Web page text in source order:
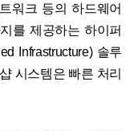
워크 등의 하드웨어
를 제공하는 하이퍼
Infrastructure) 솔루
시스템은 빠른 처리